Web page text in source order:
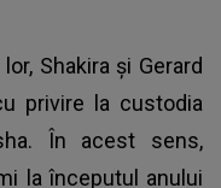
Shakira și Gerard
privire la custodia
În acest sens,
la începutul anului